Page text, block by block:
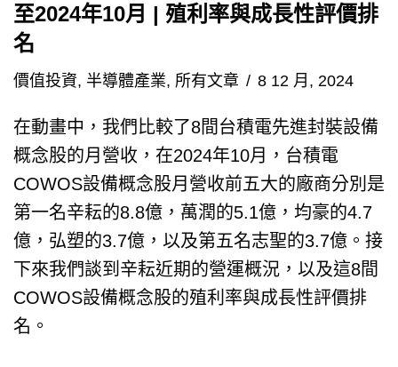
至2024年10月 | 殖利率與成長性評價排
名
價值投資, 半導體產業, 所有文章 8 12 月, 2024
在動畫中，我們比較了8間台積電先進封裝設備
概念股的月營收，在2024年10月，台積電
COWOS設備概念股月營收前五大的廠商分別是
第一名辛耘的8.8億，萬潤的5.1億，均豪的4.7
億，弘塑的3.7億，以及第五名志聖的3.7億。接
下來我們談到辛耘近期的營運概況，以及這8間
COWOS設備概念股的殖利率與成長性評價排
名。